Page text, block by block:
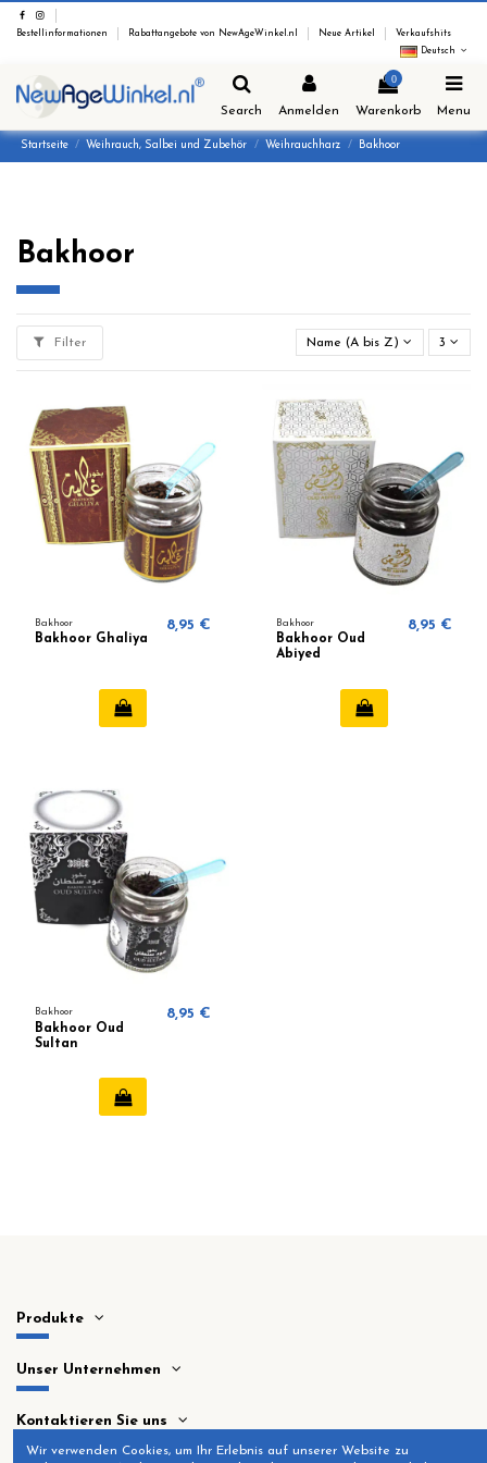
Bestellinformationen Rabattangebote von NewAgeWinkel.nl Neue Artikel
Verkaufshits
Deutsch
Search Anmelden
0
Warenkorb Menu
Startseite Weihrauch, Salbei und Zubehör Weihrauchharz Bakhoor
Bakhoor
Filter Name (A bis Z) 3
Bakhoor
Bakhoor Ghaliya
8,95 € Bakhoor
Bakhoor Oud
Abiyed
8,95 €
Bakhoor
Bakhoor Oud
Sultan
8,95 €
Produkte
Unser Unternehmen
Kontaktieren Sie uns
Wir verwenden Cookies, um Ihr Erlebnis auf unserer Website zu